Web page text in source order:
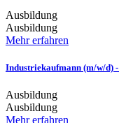
Ausbildung
Ausbildung
Mehr erfahren
Industriekaufmann (m/w/d)
Ausbildung
Ausbildung
Mehr erfahren